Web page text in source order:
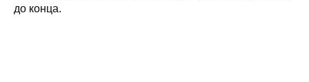
до конца.